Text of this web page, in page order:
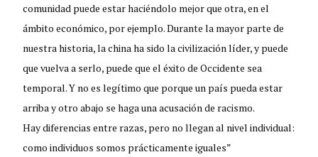
comunidad puede estar haciéndolo mejor que otra, en el
ámbito económico, por ejemplo. Durante la mayor parte de
nuestra historia, la china ha sido la civilización líder, y puede
que vuelva a serlo, puede que el éxito de Occidente sea
temporal. Y no es legítimo que porque un país pueda estar
arriba y otro abajo se haga una acusación de racismo.
Hay diferencias entre razas, pero no llegan al nivel individual:
como individuos somos prácticamente iguales”